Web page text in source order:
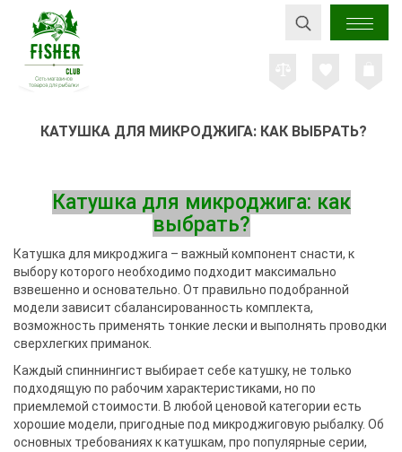
КАТУШКА ДЛЯ МИКРОДЖИГА: КАК ВЫБРАТЬ?
Катушка для микроджига: как
выбрать?
Катушка для микроджига – важный компонент снасти, к
выбору которого необходимо подходит максимально
взвешенно и основательно. От правильно подобранной
модели зависит сбалансированность комплекта,
возможность применять тонкие лески и выполнять проводки
сверхлегких приманок.
Каждый спиннингист выбирает себе катушку, не только
подходящую по рабочим характеристиками, но по
приемлемой стоимости. В любой ценовой категории есть
хорошие модели, пригодные под микроджиговую рыбалку. Об
основных требованиях к катушкам, про популярные серии,